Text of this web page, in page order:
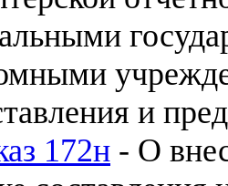
и
172н - О